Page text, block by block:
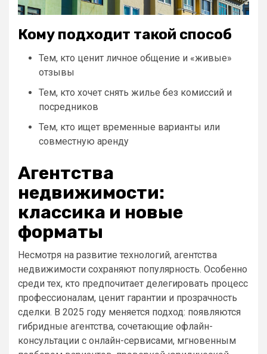
Кому подходит такой способ
Тем, кто ценит личное общение и «живые»
отзывы
Тем, кто хочет снять жилье без комиссий и
посредников
Тем, кто ищет временные варианты или
совместную аренду
Агентства
недвижимости:
классика и новые
форматы
Несмотря на развитие технологий, агентства
недвижимости сохраняют популярность. Особенно
среди тех, кто предпочитает делегировать процесс
профессионалам, ценит гарантии и прозрачность
сделки. В 2025 году меняется подход: появляются
гибридные агентства, сочетающие офлайн-
консультации с онлайн-сервисами, мгновенным